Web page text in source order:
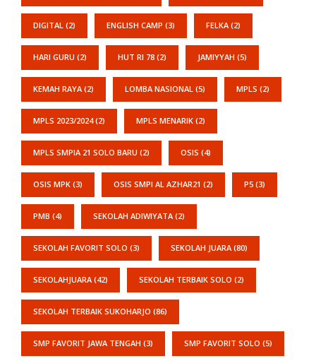
DIGITAL (2) ENGLISH CAMP (3) FELKA (2)
HARI GURU (2) HUT RI 78 (2) JAMIYYAH (5)
KEMAH RAYA (2) LOMBA NASIONAL (5) MPLS (2)
MPLS 2023/2024(2) MPLS MENARIK (2)
MPLS SMPIA 21 SOLO BARU (2) OSIS (4)
OSIS MPK (3) OSIS SMPI AL AZHAR21 (2) P5 (3)
PMB (4) SEKOLAH ADIWIYATA (2)
SEKOLAH FAVORIT SOLO (3) SEKOLAH JUARA (80)
SEKOLAHJUARA (42) SEKOLAH TERBAIK SOLO (2)
SEKOLAH TERBAIK SUKOHARJO (86)
SMP FAVORIT JAWA TENGAH (3) SMP FAVORIT SOLO (5)